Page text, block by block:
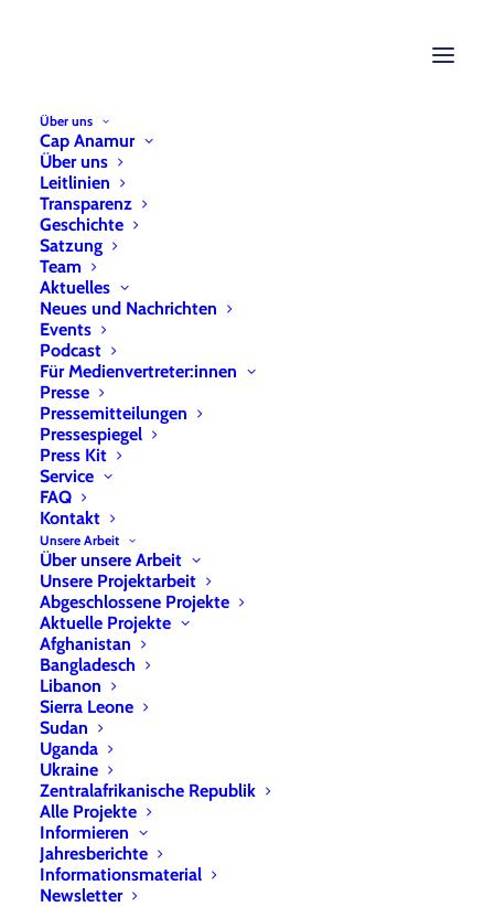
Über uns
Cap Anamur
Über uns
Leitlinien
Transparenz
Geschichte
Satzung
Team
Aktuelles
Neues und Nachrichten
Events
Podcast
Für Medienvertreter:innen
Presse
Pressemitteilungen
Pressespiegel
Press Kit
Service
FAQ
Kontakt
Unsere Arbeit
Über unsere Arbeit
Unsere Projektarbeit
Abgeschlossene Projekte
Aktuelle Projekte
Afghanistan
Bangladesch
Libanon
Sierra Leone
Sudan
Uganda
Ukraine
Zentralafrikanische Republik
Alle Projekte
Informieren
Jahresberichte
Informationsmaterial
Newsletter
Indonesien
Haiti